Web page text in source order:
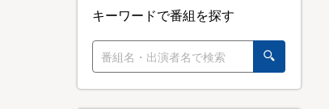
キーワードで番組を探す